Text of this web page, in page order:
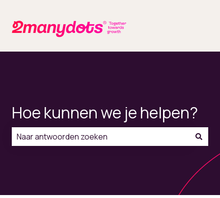
Hoe kunnen we je helpen?